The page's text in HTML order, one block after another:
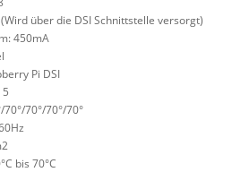
über die DSI Schnittstelle versorgt)
450mA
Pi DSI
70°/70°/70°
bis 70°C